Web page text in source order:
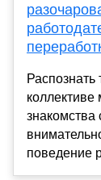
знакомства
поведение